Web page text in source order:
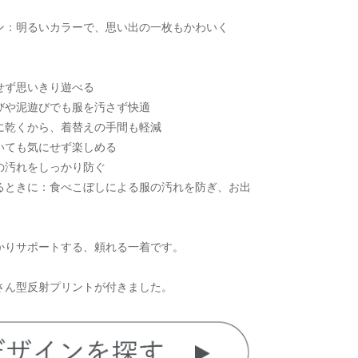
明るいカラーで、思い出の一枚もかわいく
思いきり遊べる
泥遊びでも服を汚さず快適
くから、着替えの手間も軽減
も気にせず楽しめる
汚れをしっかり防ぐ
きに：食べこぼしによる服の汚れを防ぎ、お出
サポートする、頼れる一着です。
型反射プリントが付きました。